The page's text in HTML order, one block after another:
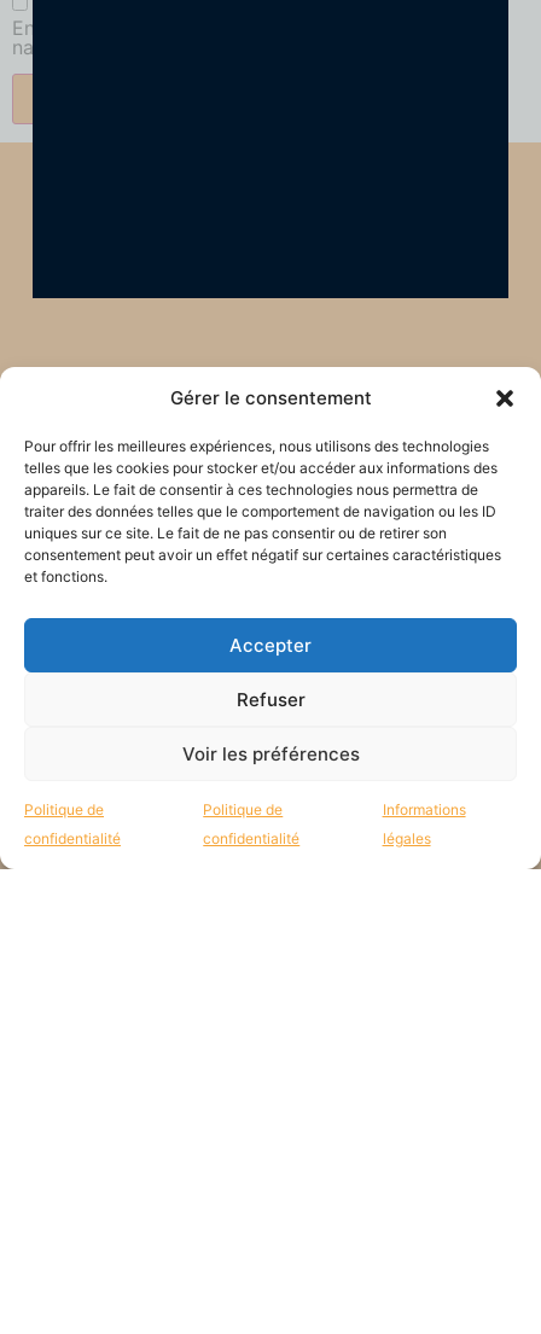
Gérer le consentement
Pour offrir les meilleures expériences, nous utilisons des technologies
telles que les cookies pour stocker et/ou accéder aux informations des
appareils. Le fait de consentir à ces technologies nous permettra de
traiter des données telles que le comportement de navigation ou les ID
uniques sur ce site. Le fait de ne pas consentir ou de retirer son
consentement peut avoir un effet négatif sur certaines caractéristiques
et fonctions.
Accepter
Refuser
Voir les préférences
Politique de
confidentialité
Politique de
confidentialité
Informations
légales
Enregistrer mon nom, mon e-mail et mon site dans le
navigateur pour mon prochain commentaire.
Restons en lien !
Tous les mois, reçois des